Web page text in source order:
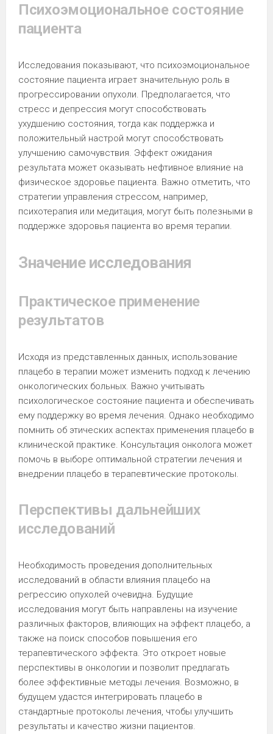
Психоэмоциональное состояние
пациента
Исследования показывают, что психоэмоциональное
состояние пациента играет значительную роль в
прогрессировании опухоли. Предполагается, что
стресс и депрессия могут способствовать
ухудшению состояния, тогда как поддержка и
положительный настрой могут способствовать
улучшению самочувствия. Эффект ожидания
результата может оказывать нефтивное влияние на
физическое здоровье пациента. Важно отметить, что
стратегии управления стрессом, например,
психотерапия или медитация, могут быть полезными в
поддержке здоровья пациента во время терапии.
Значение исследования
Практическое применение
результатов
Исходя из представленных данных, использование
плацебо в терапии может изменить подход к лечению
онкологических больных. Важно учитывать
психологическое состояние пациента и обеспечивать
ему поддержку во время лечения. Однако необходимо
помнить об этических аспектах применения плацебо в
клинической практике. Консультация онколога может
помочь в выборе оптимальной стратегии лечения и
внедрении плацебо в терапевтические протоколы.
Перспективы дальнейших
исследований
Необходимость проведения дополнительных
исследований в области влияния плацебо на
регрессию опухолей очевидна. Будущие
исследования могут быть направлены на изучение
различных факторов, влияющих на эффект плацебо, а
также на поиск способов повышения его
терапевтического эффекта. Это откроет новые
перспективы в онкологии и позволит предлагать
более эффективные методы лечения. Возможно, в
будущем удастся интегрировать плацебо в
стандартные протоколы лечения, чтобы улучшить
результаты и качество жизни пациентов.